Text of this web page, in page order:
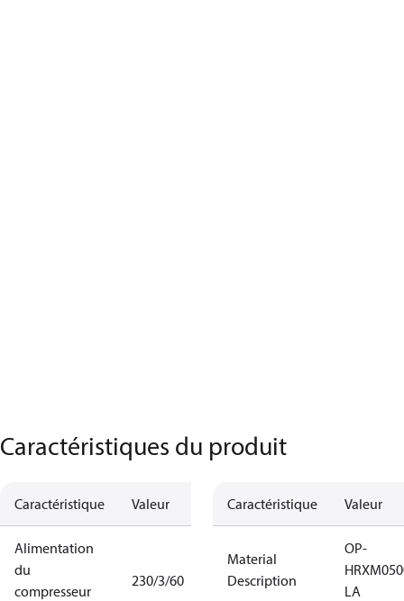
Caractéristiques du produit
Caractéristique Valeur
Alimentation
du
compresseur
230/3/60
Caractéristique Valeur
Material
Description
OP-
LA